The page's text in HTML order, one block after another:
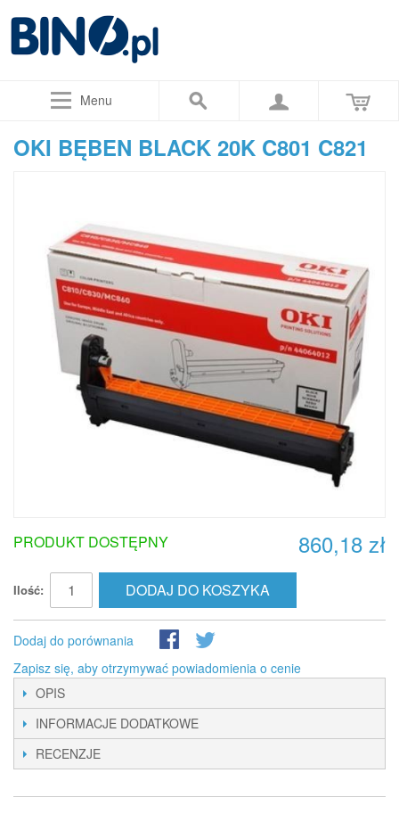
Menu
OKI BĘBEN BLACK 20K C801 C821
860,18 zł
PRODUKT DOSTĘPNY
Ilość: DODAJ DO KOSZYKA
Dodaj do porównania
Zapisz się, aby otrzymywać powiadomienia o cenie
OPIS
INFORMACJE DODATKOWE
RECENZJE